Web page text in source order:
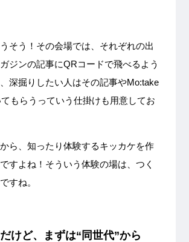
そう！その会場では、それぞれの出
ジンの記事にQRコードで飛べるよう
深掘りしたい人はその記事やMo:take
もらうっていう仕掛けも用意してお
ら、知ったり体験するキッカケを作
すよね！そういう体験の場は、つく
すね。
だけど、まずは“同世代”から